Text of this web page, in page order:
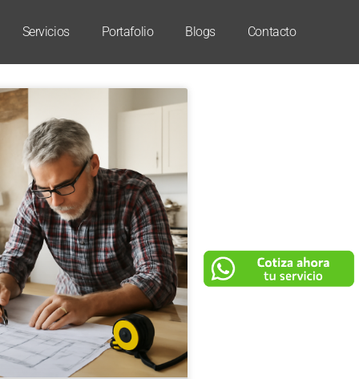
Servicios Portafolio Blogs Contacto